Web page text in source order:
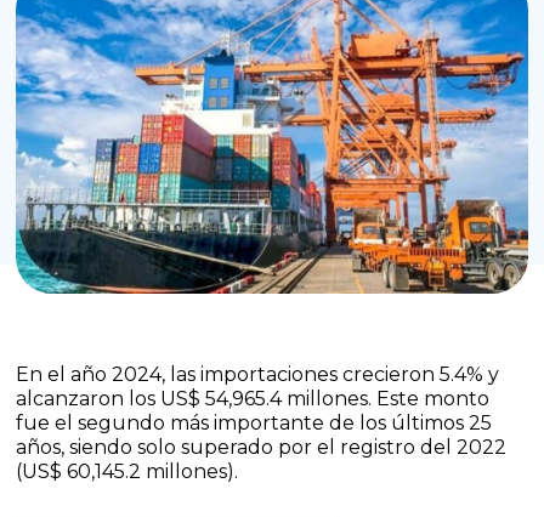
En el año 2024, las importaciones crecieron 5.4% y
alcanzaron los US$ 54,965.4 millones. Este monto
fue el segundo más importante de los últimos 25
años, siendo solo superado por el registro del 2022
(US$ 60,145.2 millones).